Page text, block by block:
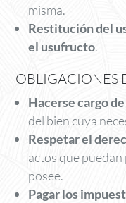
misma.
Restitución del
el usufructo.
OBLIGACIONES
Hacerse cargo
del bien cuya
Respetar el
actos que
posee.
Pagar los